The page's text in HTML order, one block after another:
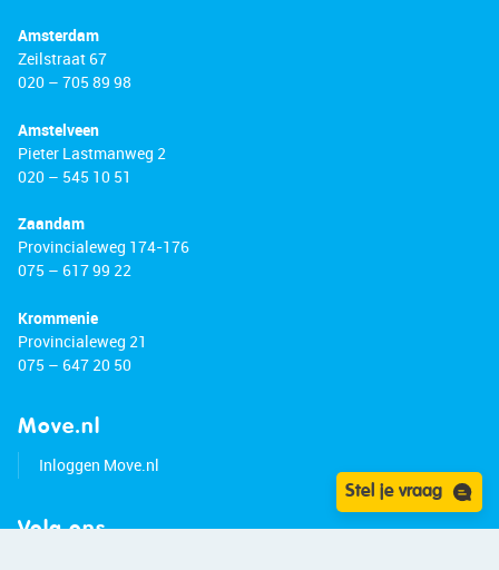
Amsterdam
Zeilstraat 67
020 – 705 89 98
Amstelveen
Pieter Lastmanweg 2
020 – 545 10 51
Zaandam
Provincialeweg 174-176
075 – 617 99 22
Krommenie
Provincialeweg 21
075 – 647 20 50
Move.nl
Inloggen Move.nl
Volg ons
Stel je vraag